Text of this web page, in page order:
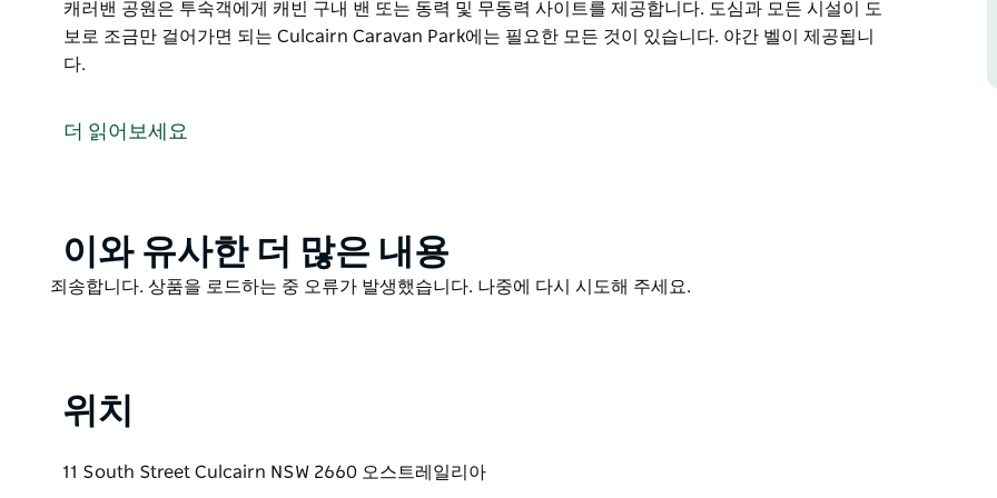
캐러밴 공원은 투숙객에게 캐빈 구내 밴 또는 동력 및 무동력 사이트를 제공합니다. 도심과 모든 시설이 도
보로 조금만 걸어가면 되는 Culcairn Caravan Park에는 필요한 모든 것이 있습니다. 야간 벨이 제공됩니
다.
Olympic Highway를 여행할 때 완벽한 휴식처입니다. Wagga Wagga와 Albury의 중간 지점에 완벽하게
다.
야간 벨이 제공됩니다.
더 읽어보세요
Product
List
이와 유사한 더 많은 내용
Product
죄송합니다. 상품을 로드하는 중 오류가 발생했습니다. 나중에 다시 시도해 주세요.
위치
11 South Street Culcairn NSW 2660 오스트레일리아